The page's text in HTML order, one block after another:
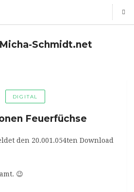
Schmidt.net
DIGITAL
Feuerfüchse
den 20.001.054ten Download
😉